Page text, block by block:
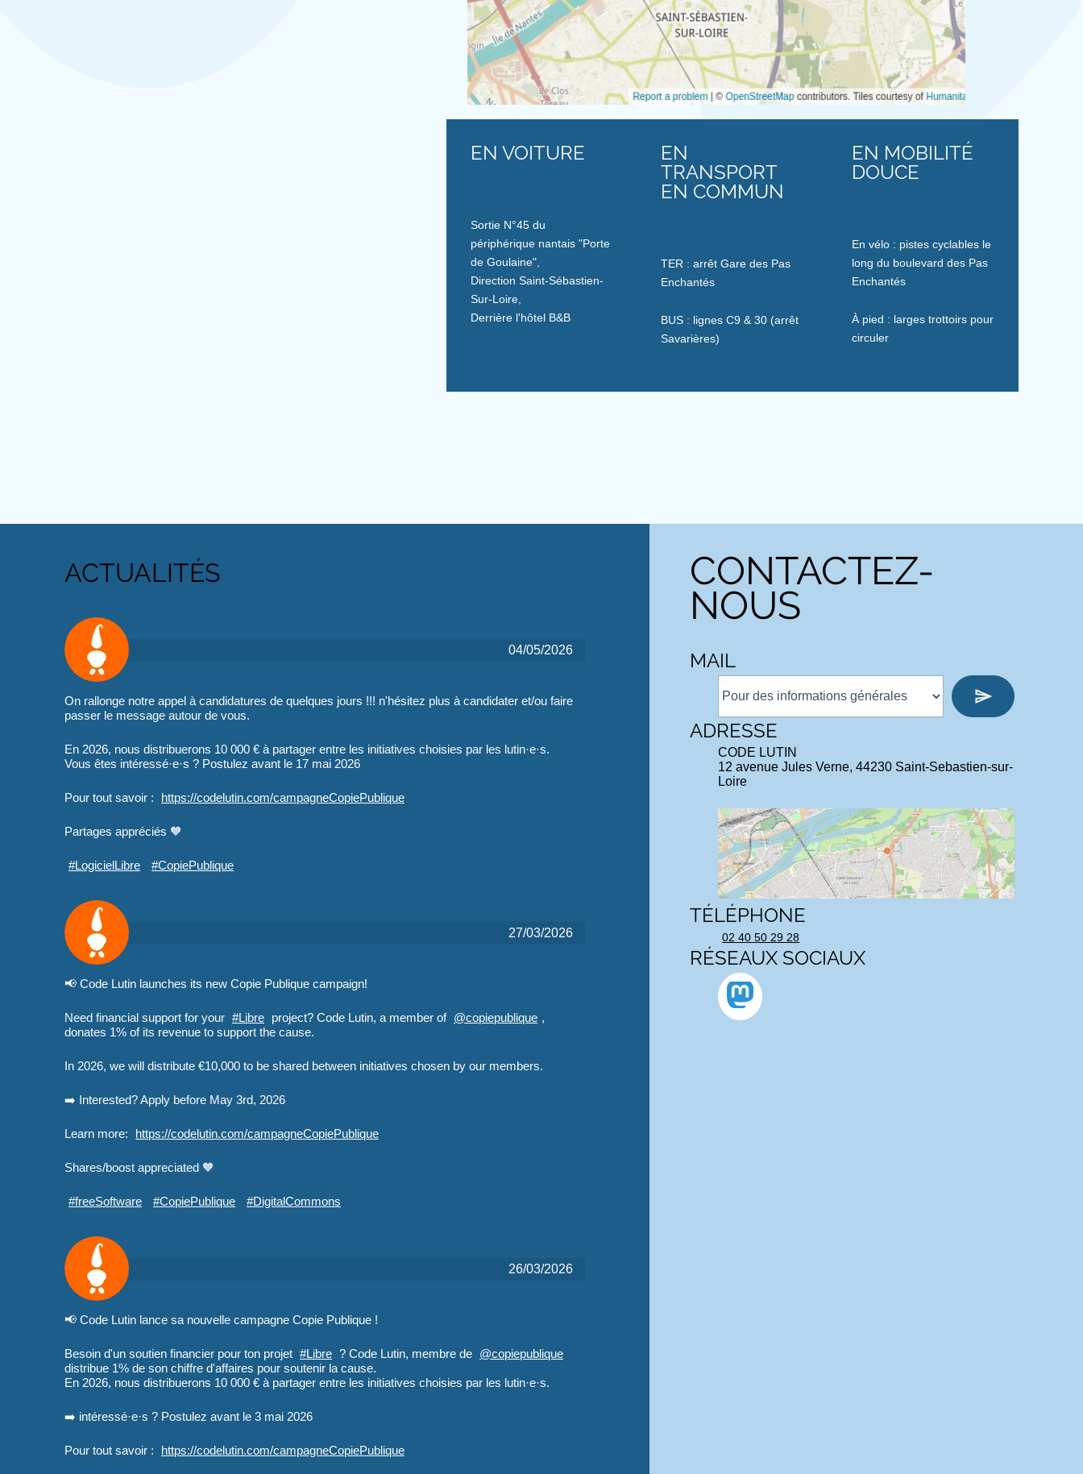
EN VOITURE
Sortie N°45 du
périphérique nantais "Porte
de Goulaine",
Direction Saint-Sébastien-
Sur-Loire,
Derrière l'hôtel B&B
EN
TRANSPORT
EN COMMUN
TER : arrêt Gare des Pas
Enchantés
BUS : lignes C9 & 30 (arrêt
Savarières)
EN MOBILITÉ
DOUCE
En vélo : pistes cyclables le
long du boulevard des Pas
Enchantés
À pied : larges trottoirs pour
circuler
ACTUALITÉS
04/05/2026
On rallonge notre appel à candidatures de quelques jours !!! n'hésitez plus à candidater et/ou faire
passer le message autour de vous.
En 2026, nous distribuerons 10 000 € à partager entre les initiatives choisies par les lutin·e·s.
Vous êtes intéressé·e·s ? Postulez avant le 17 mai 2026
Pour tout savoir : https://codelutin.com/campagneCopiePublique
Partages appréciés 🧡
#LogicielLibre #CopiePublique
27/03/2026
📢 Code Lutin launches its new Copie Publique campaign!
Need financial support for your #Libre project? Code Lutin, a member of @copiepublique ,
donates 1% of its revenue to support the cause.
In 2026, we will distribute €10,000 to be shared between initiatives chosen by our members.
➡️ Interested? Apply before May 3rd, 2026
Learn more: https://codelutin.com/campagneCopiePublique
Shares/boost appreciated 🧡
#freeSoftware #CopiePublique #DigitalCommons
26/03/2026
📢 Code Lutin lance sa nouvelle campagne Copie Publique !
Besoin d'un soutien financier pour ton projet #Libre ? Code Lutin, membre de @copiepublique
distribue 1% de son chiffre d'affaires pour soutenir la cause.
En 2026, nous distribuerons 10 000 € à partager entre les initiatives choisies par les lutin·e·s.
➡️ intéressé·e·s ? Postulez avant le 3 mai 2026
Pour tout savoir : https://codelutin.com/campagneCopiePublique
CONTACTEZ-
NOUS
MAIL
ADRESSE
CODE LUTIN
12 avenue Jules Verne, 44230 Saint-Sebastien-sur-
Loire
TÉLÉPHONE
02 40 50 29 28
RÉSEAUX SOCIAUX